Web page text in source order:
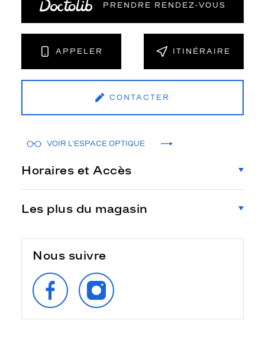
PRENDRE RENDEZ‑VOUS
APPELER ITINÉRAIRE
CONTACTER
VOIR L'ESPACE OPTIQUE
Horaires et Accès
Les plus du magasin
Nous suivre
SUIVEZ‑NOUS
SUR
FACEBOOK
SUIVEZ‑NOUS
SUR
INSTAGRAM